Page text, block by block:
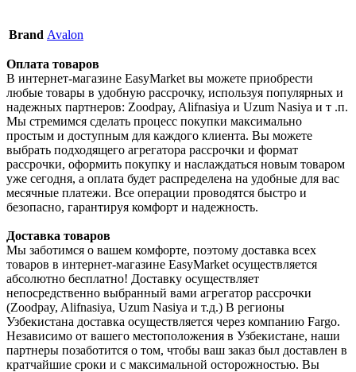
Brand Avalon
Оплата товаров
В интернет-магазине EasyMarket вы можете приобрести
любые товары в удобную рассрочку, используя популярных и
надежных партнеров: Zoodpay, Alifnasiya и Uzum Nasiya и т .п.
Мы стремимся сделать процесс покупки максимально
простым и доступным для каждого клиента. Вы можете
выбрать подходящего агрегатора рассрочки и формат
рассрочки, оформить покупку и наслаждаться новым товаром
уже сегодня, а оплата будет распределена на удобные для вас
месячные платежи. Все операции проводятся быстро и
безопасно, гарантируя комфорт и надежность.
Доставка товаров
Мы заботимся о вашем комфорте, поэтому доставка всех
товаров в интернет-магазине EasyMarket осуществляется
абсолютно бесплатно! Доставку осуществляет
непосредственно выбранный вами агрегатор рассрочки
(Zoodpay, Alifnasiya, Uzum Nasiya и т.д.) В регионы
Узбекистана доставка осуществляется через компанию Fargo.
Независимо от вашего местоположения в Узбекистане, наши
партнеры позаботится о том, чтобы ваш заказ был доставлен в
кратчайшие сроки и с максимальной осторожностью. Вы